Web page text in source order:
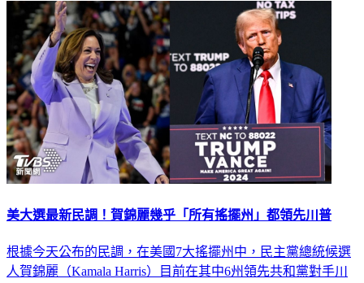
美大選最新民調！賀錦麗幾乎「所有搖擺州」都領先川普
根據今天公布的民調，在美國7大搖擺州中，民主黨總統候選
人賀錦麗（Kamala Harris）目前在其中6州領先共和黨對手川